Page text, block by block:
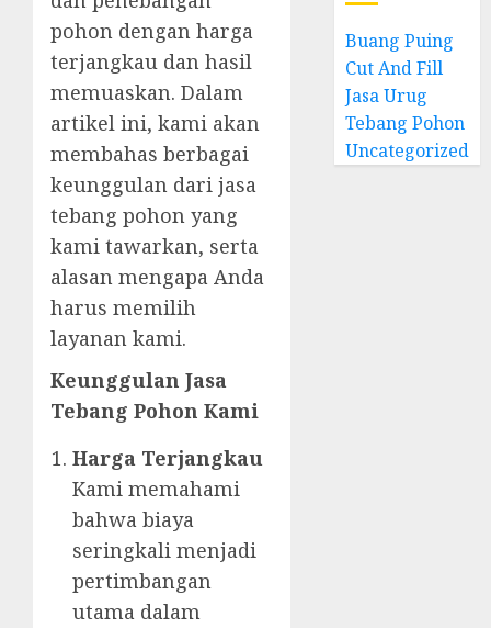
pohon dengan harga
terjangkau dan hasil
memuaskan. Dalam
artikel ini, kami akan
membahas berbagai
keunggulan dari jasa
tebang pohon yang
kami tawarkan, serta
alasan mengapa Anda
harus memilih
layanan kami.
Keunggulan Jasa
Tebang Pohon Kami
Harga Terjangkau
Kami memahami
bahwa biaya
seringkali menjadi
pertimbangan
utama dalam
Buang Puing
Cut And Fill
Jasa Urug
Tebang Pohon
Uncategorized